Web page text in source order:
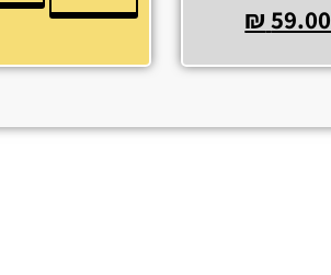
59.00
₪